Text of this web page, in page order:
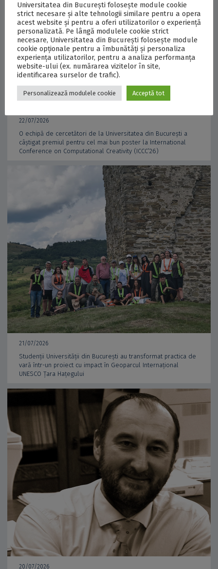
22/07/2026
O echipă de cercetători de la Universitatea din București a
câștigat premiul pentru cel mai bun poster la International
Conference on Computational Creativity (ICCC’26)
21/07/2026
Studenții Universității din București au transformat practica de
vară într-un proiect cu impact în Geoparcul Internațional
UNESCO Țara Hațegului
20/07/2026
Universitatea din București folosește module cookie
strict necesare și alte tehnologii similare pentru a opera
acest website și pentru a oferi utilizatorilor o experiență
personalizată. Pe lângă modulele cookie strict
necesare, Universitatea din București folosește module
cookie opționale pentru a îmbunătăți și personaliza
experiența utilizatorilor, pentru a analiza performanța
website-ului (ex. numărarea vizitelor în site,
identificarea surselor de trafic).
Personalizează modulele cookie Acceptă tot